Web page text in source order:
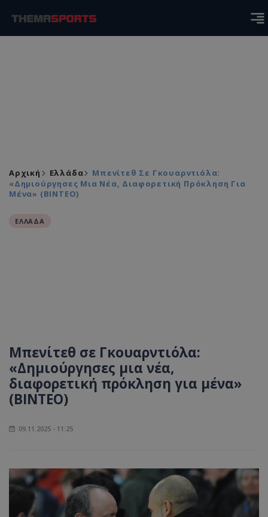
Αρχική Ελλάδα
Μπενίτεθ Σε Γκουαρντιόλα:
«Δημιούργησες Μια Νέα, Διαφορετική Πρόκληση Για
Μένα» (ΒΙΝΤΕΟ)
ΕΛΛΑΔΑ
Μπενίτεθ σε Γκουαρντιόλα:
«Δημιούργησες μια νέα,
διαφορετική πρόκληση για μένα»
(ΒΙΝΤΕΟ)
09.11.2025 - 11:25